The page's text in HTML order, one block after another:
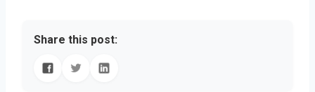
Share this post: